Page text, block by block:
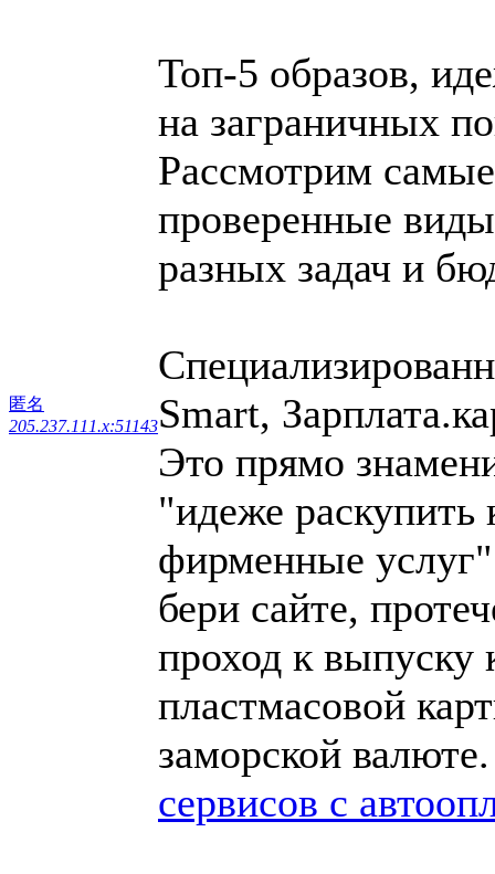
匿名
205.237.111.x:51143
Топ-5 образов,
на заграничных
Рассмотрим
проверенные
разных задач и
Smart,
Это прямо
"идеже раскупить
фирменные
бери сайте,
проход к выпуску
пластмасовой
заморской
сервисов с